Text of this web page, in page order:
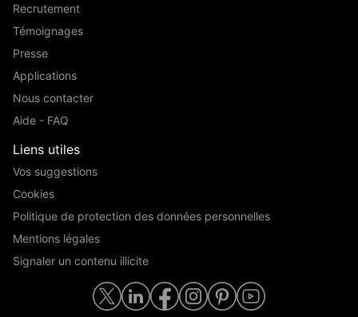
Recrutement
Témoignages
Presse
Applications
Nous contacter
Aide - FAQ
Liens utiles
Vos suggestions
Cookies
Politique de protection des données personnelles
Mentions légales
Signaler un contenu illicite